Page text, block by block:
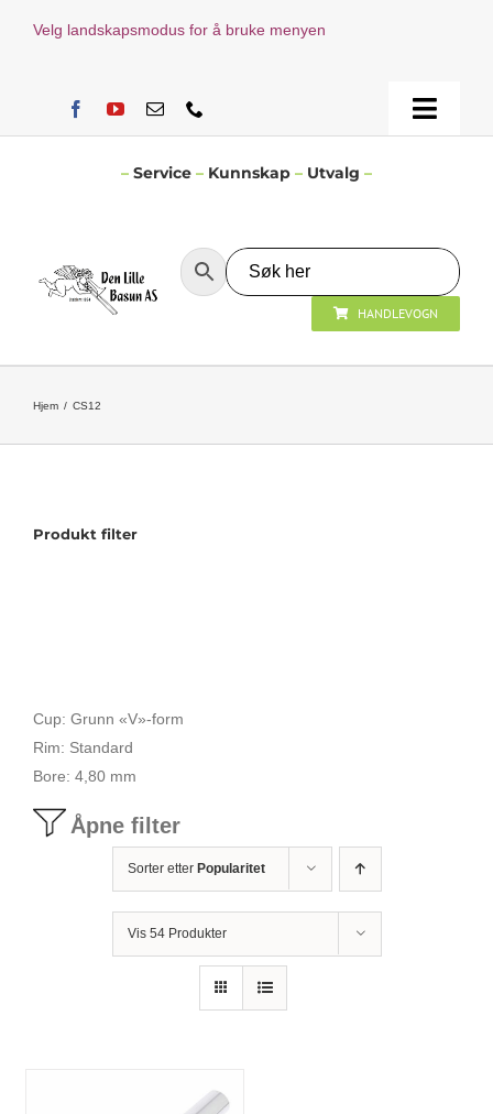
Velg landskapsmodus for å bruke menyen
Toggle
Tilbudstorg
Bager/ etuier
Noter
Stativer og lys
– Service – Kunnskap – Utvalg –
HANDLEVOGN
Hjem CS12
Cup: Grunn «V»-form
Rim: Standard
Bore: 4,80 mm
Åpne filter
Sorter etter Popularitet
Vis 54 Produkter
Produkt filter